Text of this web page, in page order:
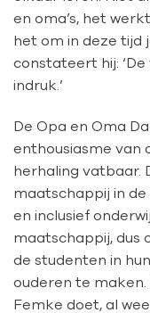
en oma’s, het
het om in deze tijd
constateert hij:
indruk.’
De Opa en Oma
enthousiasme van
herhaling vatbaar.
maatschappij in
en inclusief
maatschappij, dus
de studenten in
ouderen te
Femke doet, al